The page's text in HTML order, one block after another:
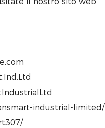
industrial-limited/